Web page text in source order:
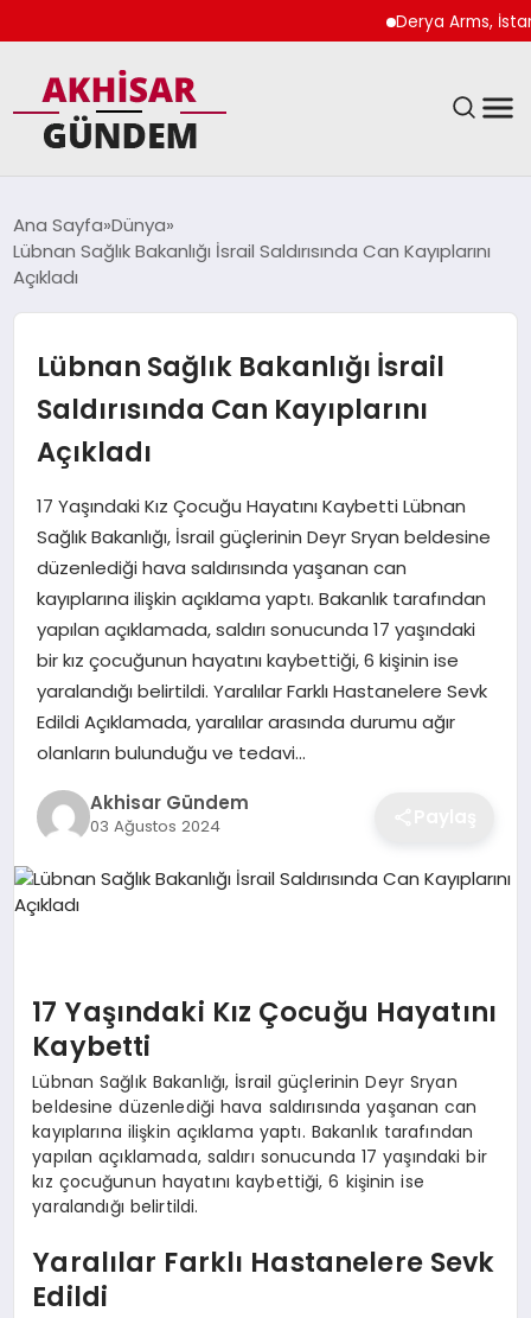
Derya Arms,
DÜNYA
TEKNOLOJI
YAŞAM
Ana Sayfa Dünya
Lübnan Sağlık Bakanlığı İsrail Saldırısında Can Kayıplarını
Açıkladı
Lübnan Sağlık Bakanlığı İsrail
Saldırısında Can Kayıplarını
Açıkladı
17 Yaşındaki Kız Çocuğu Hayatını Kaybetti Lübnan
Sağlık Bakanlığı, İsrail güçlerinin Deyr Sryan beldesine
düzenlediği hava saldırısında yaşanan can
kayıplarına ilişkin açıklama yaptı. Bakanlık tarafından
yapılan açıklamada, saldırı sonucunda 17 yaşındaki
bir kız çocuğunun hayatını kaybettiği, 6 kişinin ise
yaralandığı belirtildi. Yaralılar Farklı Hastanelere Sevk
Edildi Açıklamada, yaralılar arasında durumu ağır
olanların bulunduğu ve tedavi…
Akhisar Gündem
03 Ağustos 2024
17 Yaşındaki Kız Çocuğu Hayatını
Kaybetti
Lübnan Sağlık Bakanlığı, İsrail güçlerinin Deyr Sryan
beldesine düzenlediği hava saldırısında yaşanan can
kayıplarına ilişkin açıklama yaptı. Bakanlık tarafından
yapılan açıklamada, saldırı sonucunda 17 yaşındaki bir
kız çocuğunun hayatını kaybettiği, 6 kişinin ise
yaralandığı belirtildi.
Yaralılar Farklı Hastanelere Sevk
Edildi